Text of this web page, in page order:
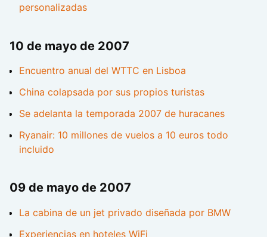
personalizadas
10 de mayo de 2007
Encuentro anual del WTTC en Lisboa
China colapsada por sus propios turistas
Se adelanta la temporada 2007 de huracanes
Ryanair: 10 millones de vuelos a 10 euros todo
incluido
09 de mayo de 2007
La cabina de un jet privado diseñada por BMW
Experiencias en hoteles WiFi